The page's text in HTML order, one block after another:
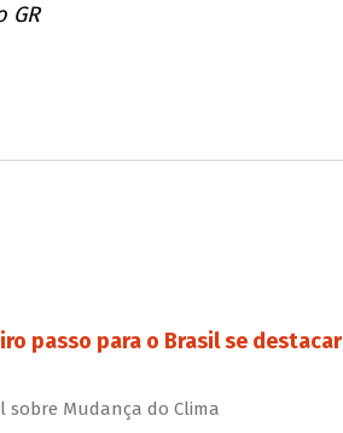
GR
passo para o Brasil se destacar
Mudança do Clima